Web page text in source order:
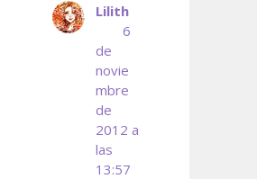
Lilith
6
de
novie
mbre
de
2012 a
las
13:57